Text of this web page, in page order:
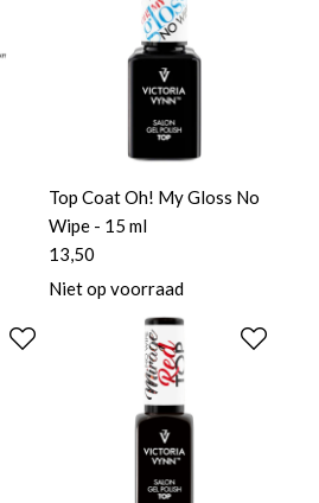
Top Coat Oh! My Gloss No
Wipe - 15 ml
13,50
Niet op voorraad